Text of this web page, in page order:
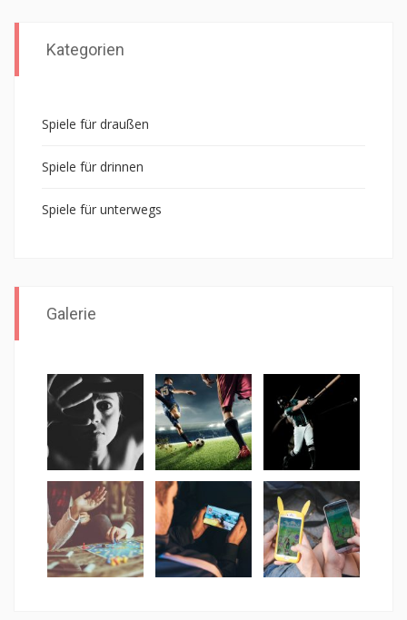
Kategorien
Spiele für draußen
Spiele für drinnen
Spiele für unterwegs
Galerie